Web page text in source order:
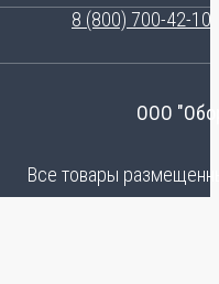
8 (800) 700-42-10
ООО
Все товары